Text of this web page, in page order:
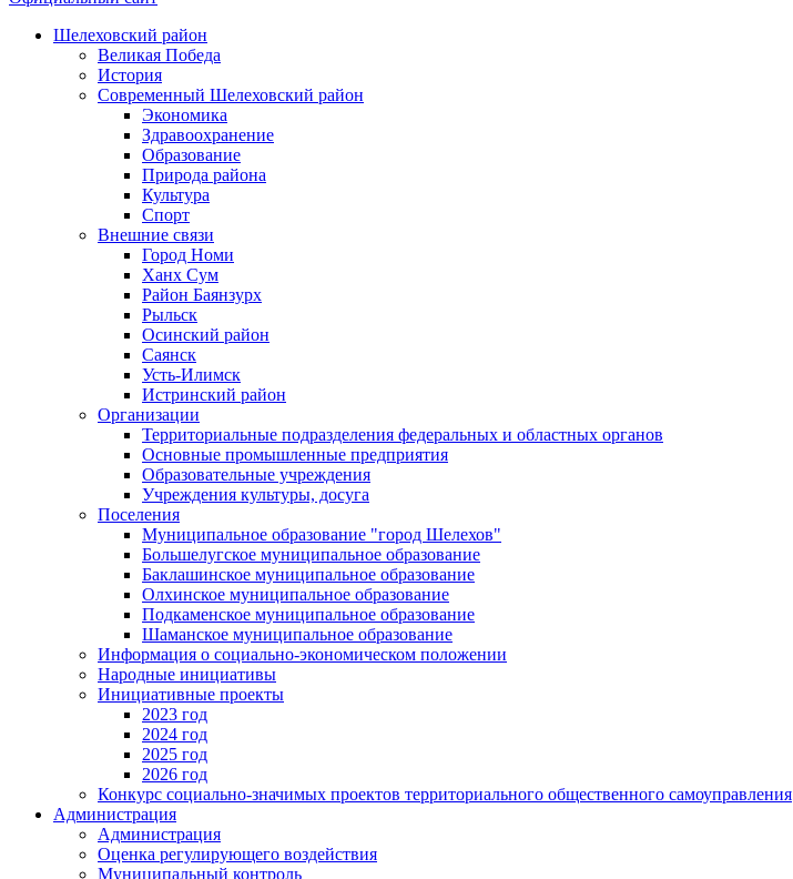
Шелеховский район
Великая Победа
История
Современный Шелеховский район
Экономика
Здравоохранение
Образование
Природа района
Культура
Спорт
Внешние связи
Город Номи
Ханх Сум
Район Баянзурх
Рыльск
Осинский район
Саянск
Усть-Илимск
Истринский район
Организации
Территориальные подразделения федеральных и областных органов
Основные промышленные предприятия
Образовательные учреждения
Учреждения культуры, досуга
Поселения
Муниципальное образование "город Шелехов"
Большелугское муниципальное образование
Баклашинское муниципальное образование
Олхинское муниципальное образование
Подкаменское муниципальное образование
Шаманское муниципальное образование
Информация о социально-экономическом положении
Народные инициативы
Инициативные проекты
2023 год
2024 год
2025 год
2026 год
Конкурс социально-значимых проектов территориального общественного самоуправления
Администрация
Администрация
Оценка регулирующего воздействия
Муниципальный контроль